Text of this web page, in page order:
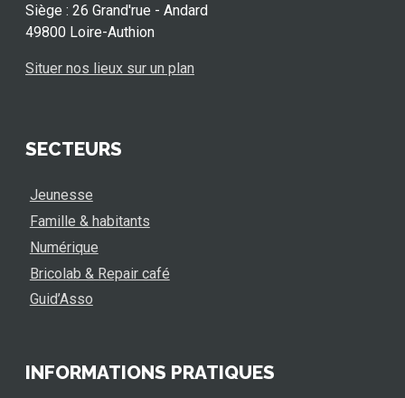
Siège : 26 Grand'rue - Andard
49800 Loire-Authion
Situer nos lieux sur un plan
SECTEURS
Jeunesse
Famille & habitants
Numérique
Bricolab & Repair café
Guid’Asso
INFORMATIONS PRATIQUES